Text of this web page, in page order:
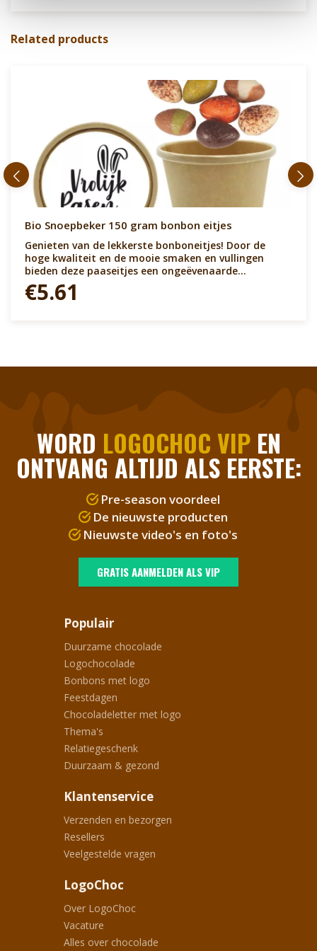
Related products
Bio Snoepbeker 150 gram bonbon eitjes
Genieten van de lekkerste bonboneitjes! Door de
hoge kwaliteit en de mooie smaken en vullingen
bieden deze paaseitjes een ongeëvenaarde
smaaksensatie. Voor de chocoladeliefhebber die
alleen naar het beste verlangt.Te personaliseren met
€5.61
WORD LOGOCHOC VIPEN
ONTVANG ALTIJD ALS EERSTE:
Pre-season voordeel
De nieuwste producten
Nieuwste video's en foto's
GRATIS AANMELDEN ALS VIP
Populair
Duurzame chocolade
Logochocolade
Bonbons met logo
Feestdagen
Chocoladeletter met logo
Thema's
Relatiegeschenk
Duurzaam & gezond
Klantenservice
Verzenden en bezorgen
Resellers
Veelgestelde vragen
LogoChoc
Over LogoChoc
Vacature
Alles over chocolade